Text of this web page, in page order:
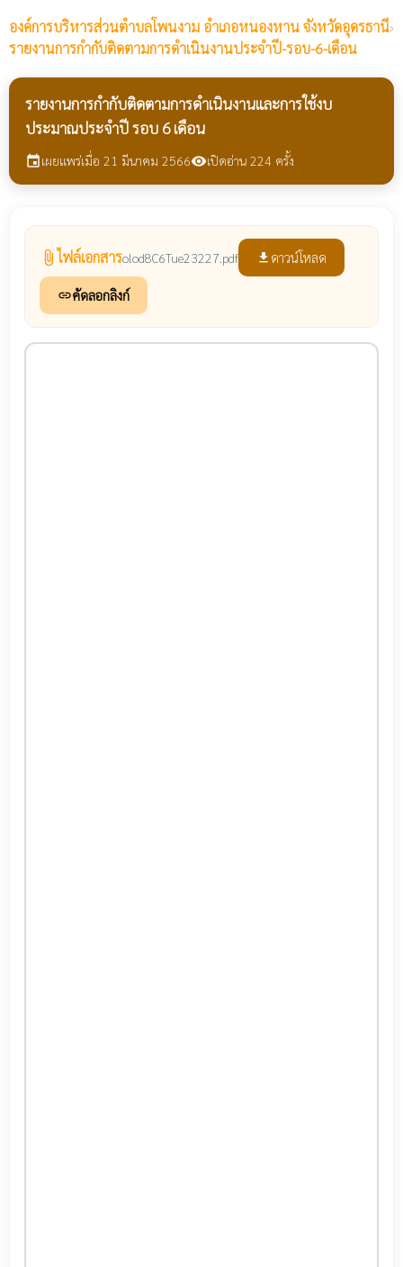
องค์การบริหารส่วนตำบลโพนงาม อำเภอหนองหาน จังหวัดอุดรธานี›
รายงานการกำกับติดตามการดำเนินงานประจำปี-รอบ-6-เดือน
รายงานการกำกับติดตามการดำเนินงานและการใช้งบ
ประมาณประจำปี รอบ 6 เดือน
eventเผยแพร่เมื่อ 21 มีนาคม 2566visibilityเปิดอ่าน 224 ครั้ง
attach_file ไฟล์เอกสารolod8C6Tue23227.pdf file_download ดาวน์โหลด
linkคัดลอกลิงก์